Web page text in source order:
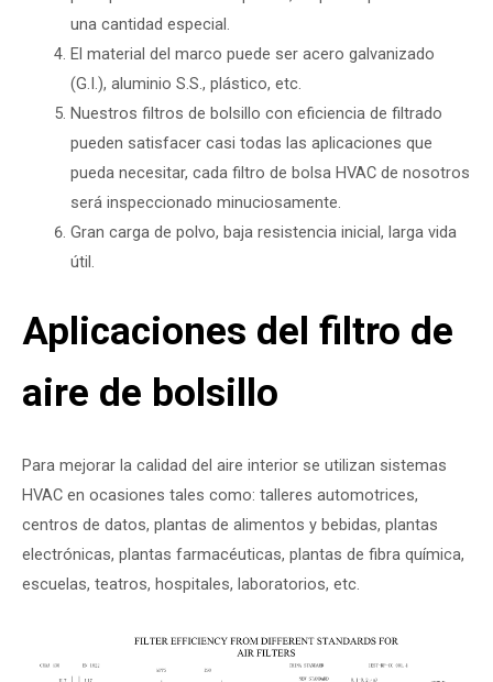
una cantidad especial.
El material del marco puede ser acero galvanizado
(G.I.), aluminio S.S., plástico, etc.
Nuestros filtros de bolsillo con eficiencia de filtrado
pueden satisfacer casi todas las aplicaciones que
pueda necesitar, cada filtro de bolsa HVAC de nosotros
será inspeccionado minuciosamente.
Gran carga de polvo, baja resistencia inicial, larga vida
útil.
Aplicaciones del filtro de
aire de bolsillo
Para mejorar la calidad del aire interior se utilizan sistemas
HVAC en ocasiones tales como: talleres automotrices,
centros de datos, plantas de alimentos y bebidas, plantas
electrónicas, plantas farmacéuticas, plantas de fibra química,
escuelas, teatros, hospitales, laboratorios, etc.